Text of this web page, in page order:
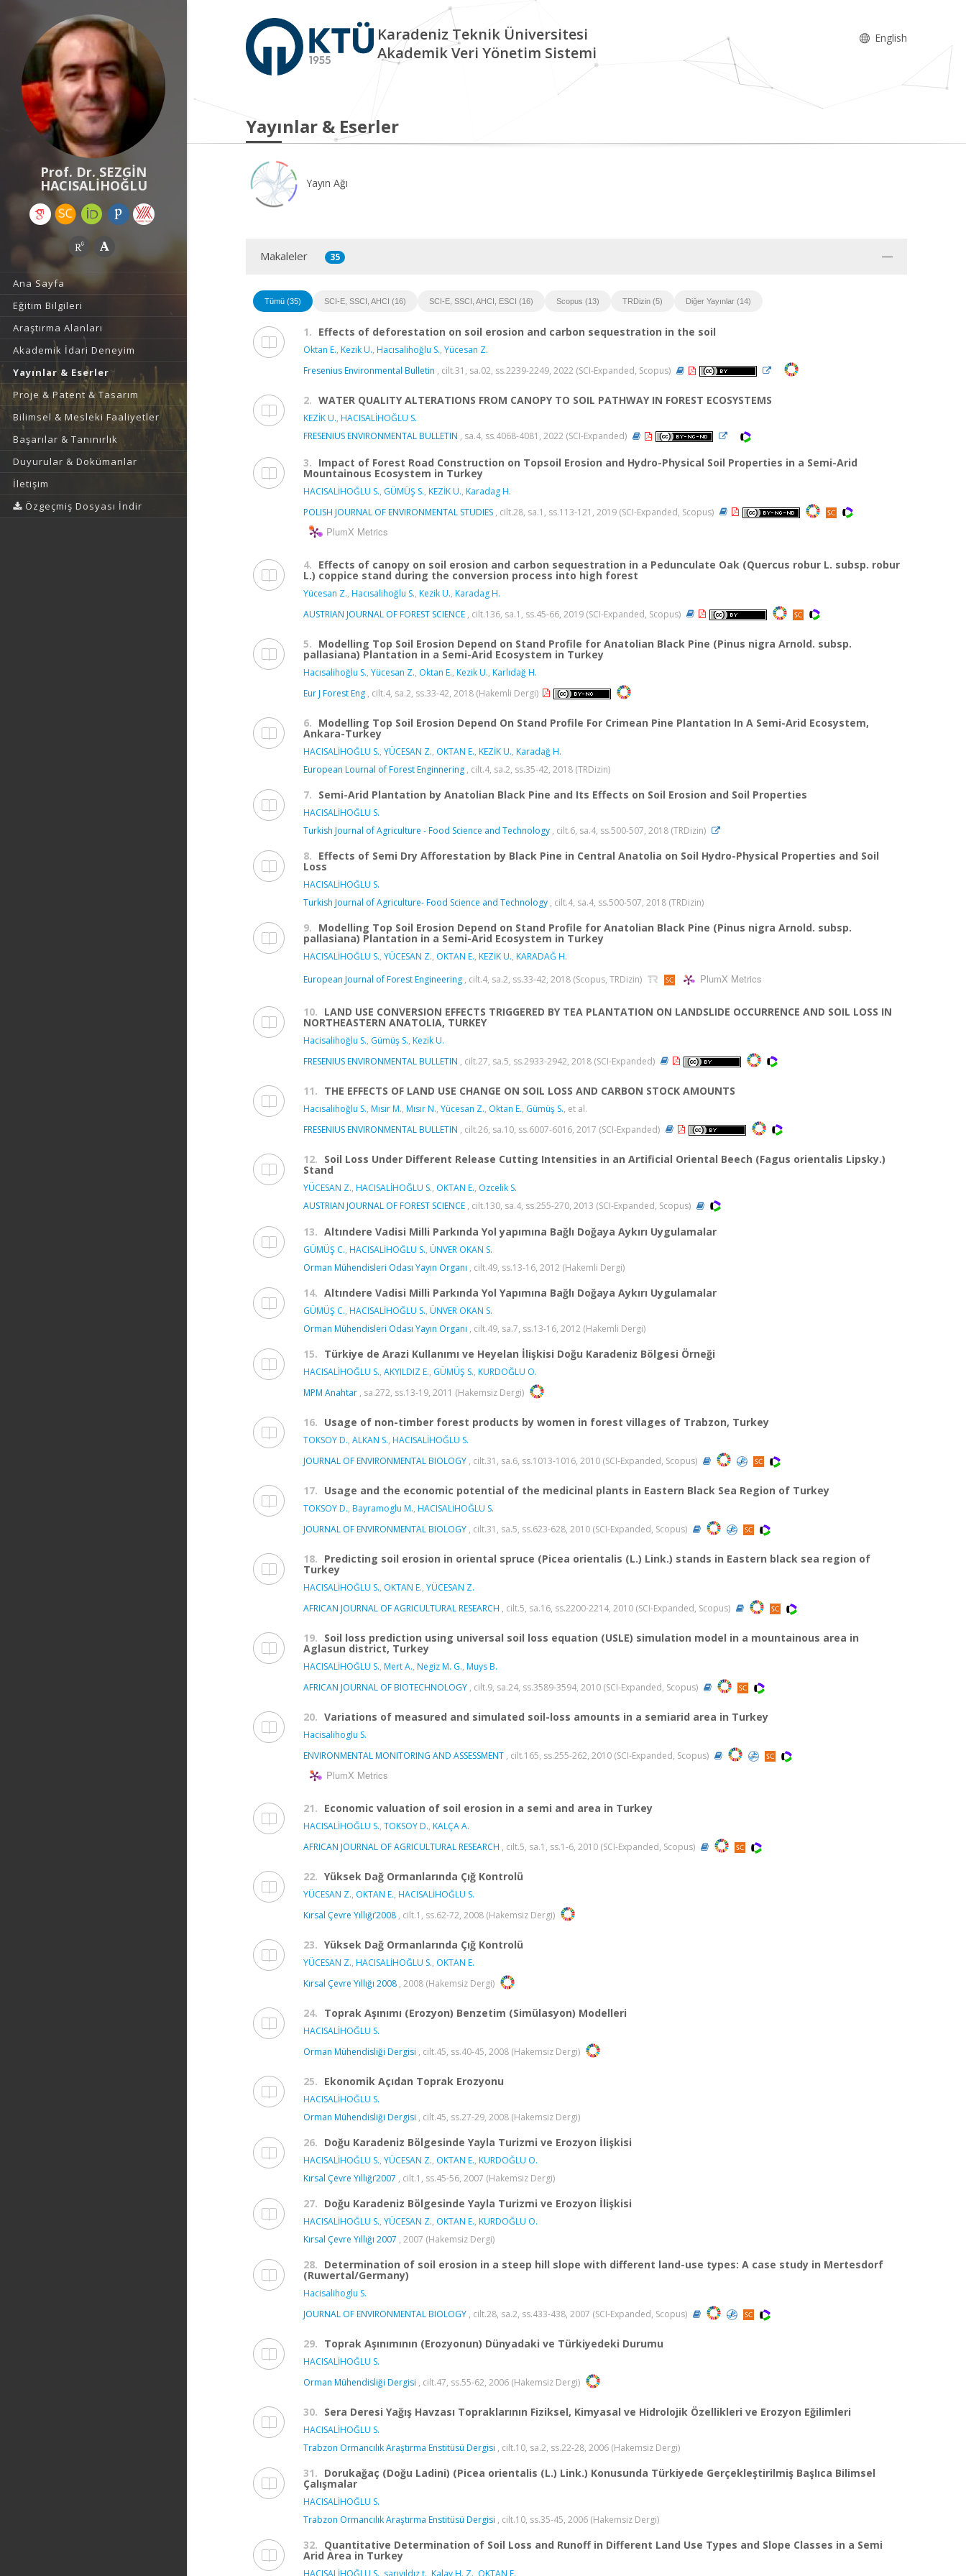
Prof. Dr. SEZGİN
HACISALİHOĞLU
Ana Sayfa
Eğitim Bilgileri
Araştırma Alanları
Akademik İdari Deneyim
Yayınlar & Eserler
Proje & Patent & Tasarım
Bilimsel & Mesleki Faaliyetler
Başarılar & Tanınırlık
Duyurular & Dokümanlar
İletişim
Özgeçmiş Dosyası İndir
Karadeniz Teknik Üniversitesi
Akademik Veri Yönetim Sistemi
English
Yayınlar & Eserler
Yayın Ağı
Makaleler 35
Tümü (35) SCI-E, SSCI, AHCI (16) SCI-E, SSCI, AHCI, ESCI (16) Scopus (13) TRDizin (5) Diğer Yayınlar (14)
1. Effects of deforestation on soil erosion and carbon sequestration in the soil
Oktan E., Kezik U., Hacısalihoğlu S., Yücesan Z.
Fresenius Environmental Bulletin , cilt.31, sa.02, ss.2239-2249, 2022 (SCI-Expanded, Scopus)
2. WATER QUALITY ALTERATIONS FROM CANOPY TO SOIL PATHWAY IN FOREST ECOSYSTEMS
KEZİK U., HACISALİHOĞLU S.
FRESENIUS ENVIRONMENTAL BULLETIN , sa.4, ss.4068-4081, 2022 (SCI-Expanded)
3. Impact of Forest Road Construction on Topsoil Erosion and Hydro-Physical Soil Properties in a Semi-Arid
Mountainous Ecosystem in Turkey
HACISALİHOĞLU S., GÜMÜŞ S., KEZİK U., Karadag H.
POLISH JOURNAL OF ENVIRONMENTAL STUDIES , cilt.28, sa.1, ss.113-121, 2019 (SCI-Expanded, Scopus)
PlumX Metrics
4. Effects of canopy on soil erosion and carbon sequestration in a Pedunculate Oak (Quercus robur L. subsp. robur
L.) coppice stand during the conversion process into high forest
Yücesan Z., Hacısalihoğlu S., Kezik U., Karadag H.
AUSTRIAN JOURNAL OF FOREST SCIENCE , cilt.136, sa.1, ss.45-66, 2019 (SCI-Expanded, Scopus)
5. Modelling Top Soil Erosion Depend on Stand Profile for Anatolian Black Pine (Pinus nigra Arnold. subsp.
pallasiana) Plantation in a Semi-Arid Ecosystem in Turkey
Hacısalihoğlu S., Yücesan Z., Oktan E., Kezik U., Karlıdağ H.
Eur J Forest Eng , cilt.4, sa.2, ss.33-42, 2018 (Hakemli Dergi)
6. Modelling Top Soil Erosion Depend On Stand Profile For Crimean Pine Plantation In A Semi-Arid Ecosystem,
Ankara-Turkey
HACISALİHOĞLU S., YÜCESAN Z., OKTAN E., KEZİK U., Karadağ H.
European Lournal of Forest Enginnering , cilt.4, sa.2, ss.35-42, 2018 (TRDizin)
7. Semi-Arid Plantation by Anatolian Black Pine and Its Effects on Soil Erosion and Soil Properties
HACISALİHOĞLU S.
Turkish Journal of Agriculture - Food Science and Technology , cilt.6, sa.4, ss.500-507, 2018 (TRDizin)
8. Effects of Semi Dry Afforestation by Black Pine in Central Anatolia on Soil Hydro-Physical Properties and Soil
Loss
HACISALİHOĞLU S.
Turkish Journal of Agriculture- Food Science and Technology , cilt.4, sa.4, ss.500-507, 2018 (TRDizin)
9. Modelling Top Soil Erosion Depend on Stand Profile for Anatolian Black Pine (Pinus nigra Arnold. subsp.
pallasiana) Plantation in a Semi-Arid Ecosystem in Turkey
HACISALİHOĞLU S., YÜCESAN Z., OKTAN E., KEZİK U., KARADAĞ H.
European Journal of Forest Engineering , cilt.4, sa.2, ss.33-42, 2018 (Scopus, TRDizin) PlumX Metrics
10. LAND USE CONVERSION EFFECTS TRIGGERED BY TEA PLANTATION ON LANDSLIDE OCCURRENCE AND SOIL LOSS IN
NORTHEASTERN ANATOLIA, TURKEY
Hacisalihoğlu S., Gümüş S., Kezik U.
FRESENIUS ENVIRONMENTAL BULLETIN , cilt.27, sa.5, ss.2933-2942, 2018 (SCI-Expanded)
11. THE EFFECTS OF LAND USE CHANGE ON SOIL LOSS AND CARBON STOCK AMOUNTS
Hacısalihoğlu S., Mısır M., Mısır N., Yücesan Z., Oktan E., Gümüş S., et al.
FRESENIUS ENVIRONMENTAL BULLETIN , cilt.26, sa.10, ss.6007-6016, 2017 (SCI-Expanded)
12. Soil Loss Under Different Release Cutting Intensities in an Artificial Oriental Beech (Fagus orientalis Lipsky.)
Stand
YÜCESAN Z., HACISALİHOĞLU S., OKTAN E., Ozcelik S.
AUSTRIAN JOURNAL OF FOREST SCIENCE , cilt.130, sa.4, ss.255-270, 2013 (SCI-Expanded, Scopus)
13. Altındere Vadisi Milli Parkında Yol yapımına Bağlı Doğaya Aykırı Uygulamalar
GÜMÜŞ C., HACISALİHOĞLU S., ÜNVER OKAN S.
Orman Mühendisleri Odası Yayın Organı , cilt.49, ss.13-16, 2012 (Hakemli Dergi)
14. Altındere Vadisi Milli Parkında Yol Yapımına Bağlı Doğaya Aykırı Uygulamalar
GÜMÜŞ C., HACISALİHOĞLU S., ÜNVER OKAN S.
Orman Mühendisleri Odası Yayın Organı , cilt.49, sa.7, ss.13-16, 2012 (Hakemli Dergi)
15. Türkiye de Arazi Kullanımı ve Heyelan İlişkisi Doğu Karadeniz Bölgesi Örneği
HACISALİHOĞLU S., AKYILDIZ E., GÜMÜŞ S., KURDOĞLU O.
MPM Anahtar , sa.272, ss.13-19, 2011 (Hakemsiz Dergi)
16. Usage of non-timber forest products by women in forest villages of Trabzon, Turkey
TOKSOY D., ALKAN S., HACISALİHOĞLU S.
JOURNAL OF ENVIRONMENTAL BIOLOGY , cilt.31, sa.6, ss.1013-1016, 2010 (SCI-Expanded, Scopus)
17. Usage and the economic potential of the medicinal plants in Eastern Black Sea Region of Turkey
TOKSOY D., Bayramoglu M., HACISALİHOĞLU S.
JOURNAL OF ENVIRONMENTAL BIOLOGY , cilt.31, sa.5, ss.623-628, 2010 (SCI-Expanded, Scopus)
18. Predicting soil erosion in oriental spruce (Picea orientalis (L.) Link.) stands in Eastern black sea region of
Turkey
HACISALİHOĞLU S., OKTAN E., YÜCESAN Z.
AFRICAN JOURNAL OF AGRICULTURAL RESEARCH , cilt.5, sa.16, ss.2200-2214, 2010 (SCI-Expanded, Scopus)
19. Soil loss prediction using universal soil loss equation (USLE) simulation model in a mountainous area in
Aglasun district, Turkey
HACISALİHOĞLU S., Mert A., Negiz M. G., Muys B.
AFRICAN JOURNAL OF BIOTECHNOLOGY , cilt.9, sa.24, ss.3589-3594, 2010 (SCI-Expanded, Scopus)
20. Variations of measured and simulated soil-loss amounts in a semiarid area in Turkey
Hacisalihoglu S.
ENVIRONMENTAL MONITORING AND ASSESSMENT , cilt.165, ss.255-262, 2010 (SCI-Expanded, Scopus)
PlumX Metrics
21. Economic valuation of soil erosion in a semi and area in Turkey
HACISALİHOĞLU S., TOKSOY D., KALÇA A.
AFRICAN JOURNAL OF AGRICULTURAL RESEARCH , cilt.5, sa.1, ss.1-6, 2010 (SCI-Expanded, Scopus)
22. Yüksek Dağ Ormanlarında Çığ Kontrolü
YÜCESAN Z., OKTAN E., HACISALİHOĞLU S.
Kırsal Çevre Yıllığı’2008 , cilt.1, ss.62-72, 2008 (Hakemsiz Dergi)
23. Yüksek Dağ Ormanlarında Çığ Kontrolü
YÜCESAN Z., HACISALİHOĞLU S., OKTAN E.
Kırsal Çevre Yıllığı 2008 , 2008 (Hakemsiz Dergi)
24. Toprak Aşınımı (Erozyon) Benzetim (Simülasyon) Modelleri
HACISALİHOĞLU S.
Orman Mühendisliği Dergisi , cilt.45, ss.40-45, 2008 (Hakemsiz Dergi)
25. Ekonomik Açıdan Toprak Erozyonu
HACISALİHOĞLU S.
Orman Mühendisliği Dergisi , cilt.45, ss.27-29, 2008 (Hakemsiz Dergi)
26. Doğu Karadeniz Bölgesinde Yayla Turizmi ve Erozyon İlişkisi
HACISALİHOĞLU S., YÜCESAN Z., OKTAN E., KURDOĞLU O.
Kırsal Çevre Yıllığı’2007 , cilt.1, ss.45-56, 2007 (Hakemsiz Dergi)
27. Doğu Karadeniz Bölgesinde Yayla Turizmi ve Erozyon İlişkisi
HACISALİHOĞLU S., YÜCESAN Z., OKTAN E., KURDOĞLU O.
Kırsal Çevre Yıllığı 2007 , 2007 (Hakemsiz Dergi)
28. Determination of soil erosion in a steep hill slope with different land-use types: A case study in Mertesdorf
(Ruwertal/Germany)
Hacisalihoglu S.
JOURNAL OF ENVIRONMENTAL BIOLOGY , cilt.28, sa.2, ss.433-438, 2007 (SCI-Expanded, Scopus)
29. Toprak Aşınımının (Erozyonun) Dünyadaki ve Türkiyedeki Durumu
HACISALİHOĞLU S.
Orman Mühendisliği Dergisi , cilt.47, ss.55-62, 2006 (Hakemsiz Dergi)
30. Sera Deresi Yağış Havzası Topraklarının Fiziksel, Kimyasal ve Hidrolojik Özellikleri ve Erozyon Eğilimleri
HACISALİHOĞLU S.
Trabzon Ormancılık Araştırma Enstitüsü Dergisi , cilt.10, sa.2, ss.22-28, 2006 (Hakemsiz Dergi)
31. Dorukağaç (Doğu Ladini) (Picea orientalis (L.) Link.) Konusunda Türkiyede Gerçekleştirilmiş Başlıca Bilimsel
Çalışmalar
HACISALİHOĞLU S.
Trabzon Ormancılık Araştırma Enstitüsü Dergisi , cilt.10, ss.35-45, 2006 (Hakemsiz Dergi)
32. Quantitative Determination of Soil Loss and Runoff in Different Land Use Types and Slope Classes in a Semi
Arid Area in Turkey